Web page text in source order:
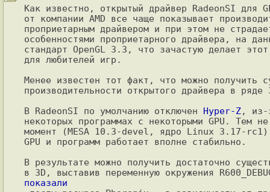
Как известно, открытый драйвер RadeonSI для
от компании AMD все чаще показывает
проприетарным драйвером и при этом не
особенностями проприетарного драйвера, на
стандарт OpenGL 3.3, что зачастую делает
для любителей игр.
Менее известен тот факт, что можно получить
производительности открытого драйвера в
В RadeonSI по умолчанию отключен Hyper-Z, из-
некоторых программах с некоторыми GPU. Тем
момент (MESA 10.3-devel, ядро Linux 3.17-rc1)
GPU и программ работает вполне стабильно.
В результате можно получить достаточно
показали